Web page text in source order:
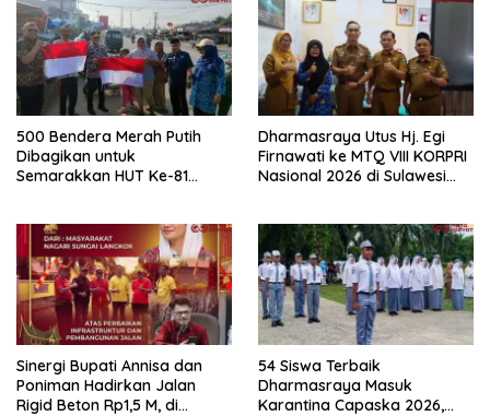
500 Bendera Merah Putih
Dibagikan untuk
Semarakkan HUT Ke-81
Dharmasraya Utus Hj. Egi
Firnawati ke MTQ VIII KORPRI
Nasional 2026 di Sulawesi
Sinergi Bupati Annisa dan
Poniman Hadirkan Jalan
Rigid Beton Rp1,5 M, di
54 Siswa Terbaik
Dharmasraya Masuk
Karantina Capaska 2026,